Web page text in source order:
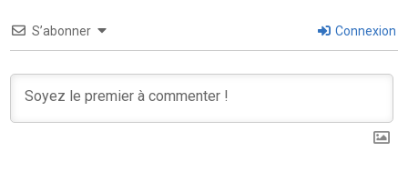
S’abonner Connexion